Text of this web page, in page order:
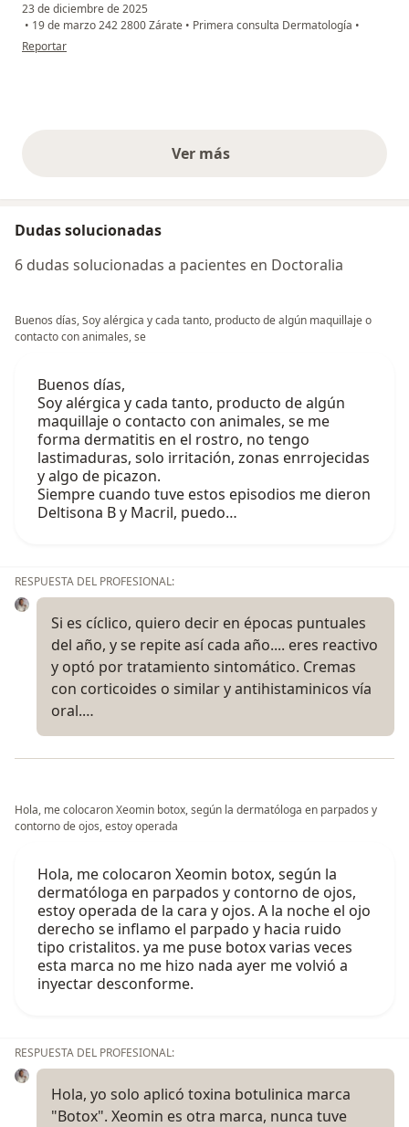
23 de diciembre de 2025
• 19 de marzo 242 2800 Zárate • Primera consulta Dermatología •
en opinión del usuario Sandoval melany
Reportar
Ver másopiniones anteriores
Dudas solucionadas
6 dudas solucionadas a pacientes en Doctoralia
Buenos días, Soy alérgica y cada tanto, producto de algún maquillaje o
contacto con animales, se
Buenos días,
Soy alérgica y cada tanto, producto de algún
maquillaje o contacto con animales, se me
forma dermatitis en el rostro, no tengo
lastimaduras, solo irritación, zonas enrrojecidas
y algo de picazon.
Siempre cuando tuve estos episodios me dieron
Deltisona B y Macril, puedo…
RESPUESTA DEL PROFESIONAL:
Si es cíclico, quiero decir en épocas puntuales
del año, y se repite así cada año.... eres reactivo
y optó por tratamiento sintomático. Cremas
con corticoides o similar y antihistaminicos vía
oral.…
Hola, me colocaron Xeomin botox, según la dermatóloga en parpados y
contorno de ojos, estoy operada
Hola, me colocaron Xeomin botox, según la
dermatóloga en parpados y contorno de ojos,
estoy operada de la cara y ojos. A la noche el ojo
derecho se inflamo el parpado y hacia ruido
tipo cristalitos. ya me puse botox varias veces
esta marca no me hizo nada ayer me volvió a
inyectar desconforme.
RESPUESTA DEL PROFESIONAL:
Hola, yo solo aplicó toxina botulinica marca
"Botox". Xeomin es otra marca, nunca tuve